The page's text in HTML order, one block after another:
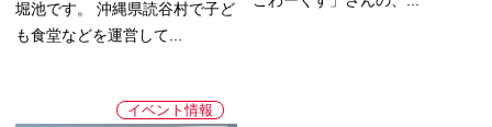
堀池です。 沖縄県読谷村で子ど
も食堂などを運営して...
イベント情報